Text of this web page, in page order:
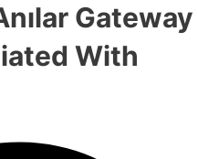
Gateway
With